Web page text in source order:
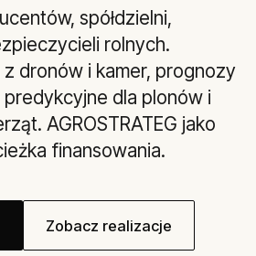
spółdzielni,
rolnych.
dronów i kamer, prognozy
dla plonów i
AGROSTRATEG jako
finansowania.
Zobacz realizacje